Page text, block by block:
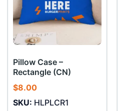
Pillow Case –
Rectangle (CN)
$8.00
SKU: HLPLCR1